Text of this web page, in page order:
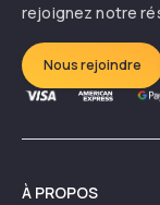
rejoignez notre
Nous rejoindre
À PROPOS